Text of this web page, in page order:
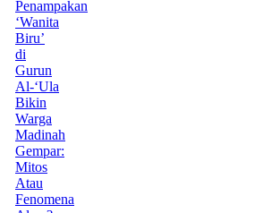
Penampakan
‘Wanita
Biru’
di
Gurun
Al-‘Ula
Bikin
Warga
Madinah
Gempar:
Mitos
Atau
Fenomena